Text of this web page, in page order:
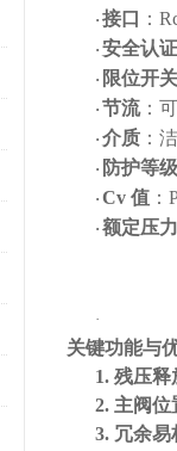
· 接口 ：
· 安全认证
· 限位开关
· 节流：
· 介质 ：
· 防护等级
· Cv 值 ：
· 额定压力
·
关键功能与
1. 残压释
2. 主阀位
3. 冗余易